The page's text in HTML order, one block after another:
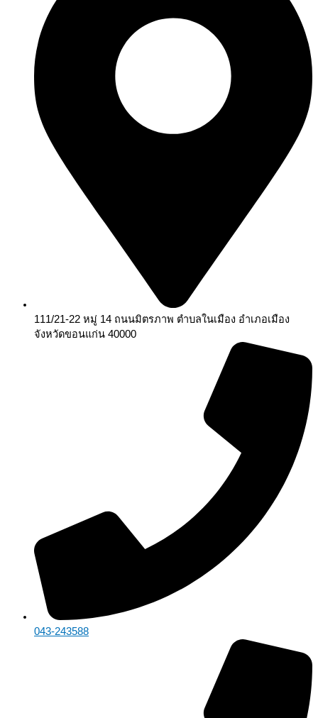
111/21-22 หมู่ 14 ถนนมิตรภาพ ตำบลในเมือง อำเภอเมือง
จังหวัดขอนแก่น 40000
043-243588